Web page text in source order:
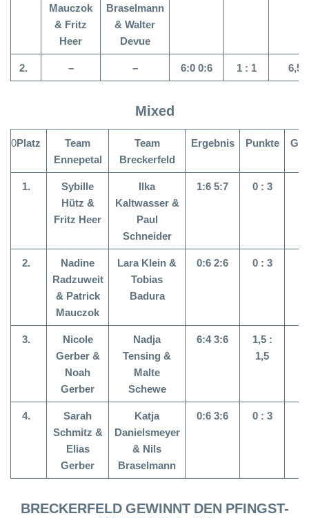
Mauczok
& Fritz
Heer
Braselmann
& Walter
Devue
2. – – 6:0 0:6 1 : 1 6,5
Mixed
0Platz
Team
Ennepetal
Team
Breckerfeld
Ergebnis Punkte
1.
Sybille
Hütz &
Fritz Heer
Ilka
Kaltwasser &
Paul
Schneider
1:6 5:7 0 : 3
2.
Nadine
Radzuweit
& Patrick
Mauczok
Lara Klein &
Tobias
Badura
0:6 2:6 0 : 3
3.
Nicole
Gerber &
Noah
Gerber
Nadja
Tensing &
Malte
Schewe
6:4 3:6
1,5 :
1,5
4.
Sarah
Schmitz &
Elias
Gerber
Katja
Danielsmeyer
& Nils
Braselmann
0:6 3:6 0 : 3
BRECKERFELD GEWINNT DEN PFINGST-